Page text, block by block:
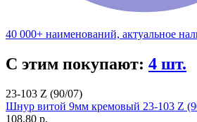
40 000+ наименований, актуальное
С этим покупают: 4 шт.
23-103 Z (90/07)
Шнур витой 9мм кремовый 23-103 Z
108.80 р.